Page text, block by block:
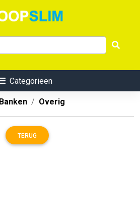
Categorieën
Banken Overig
TERUG